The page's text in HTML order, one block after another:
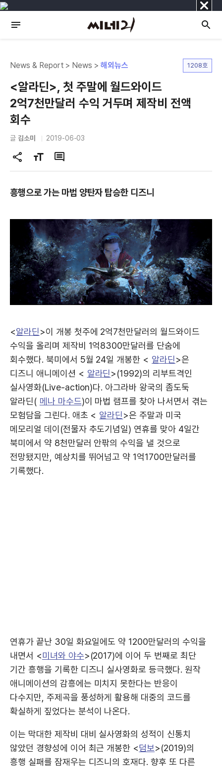
닫
기
News & Report > News >해외뉴스 1208호
<알라딘>, 첫 주말에 월드와이드
2억7천만달러 수익 거두며 제작비 전액
회수
글 김소미 2019-06-03
공
유
기
글
자
기
댓
글
흥행으로 가는 마법 양탄자 탑승한 디즈니
<알라딘>이 개봉 첫주에 2억7천만달러의 월드와이드
수익을 올리며 제작비 1억8300만달러를 단숨에
회수했다. 북미에서 5월 24일 개봉한 < 알라딘>은
디즈니 애니메이션 < 알라딘>(1992)의 리부트격인
실사영화(Live-action)다. 아그라바 왕국의 좀도둑
알라딘( 메나 마수드)이 마법 램프를 찾아 나서면서 겪는
모험담을 그린다. 애초 < 알라딘>은 주말과 미국
메모리얼 데이(전물자 추도기념일) 연휴를 맞아 4일간
북미에서 약 8천만달러 안팎의 수익을 낼 것으로
전망됐지만, 예상치를 뛰어넘고 약 1억1700만달러를
기록했다.
연휴가 끝난 30일 화요일에도 약 1200만달러의 수익을
내면서 <미녀와 야수>(2017)에 이어 두 번째로 최단
기간 흥행을 기록한 디즈니 실사영화로 등극했다. 원작
애니메이션의 감흥에는 미치지 못한다는 반응이
다수지만, 주제곡을 풍성하게 활용해 대중의 코드를
확실하게 짚었다는 분석이 나온다.
이는 막대한 제작비 대비 실사영화의 성적이 신통치
않았던 경향성에 이어 최근 개봉한 <덤보>(2019)의
흥행 실패를 잠재우는 디즈니의 호재다. 향후 또 다른